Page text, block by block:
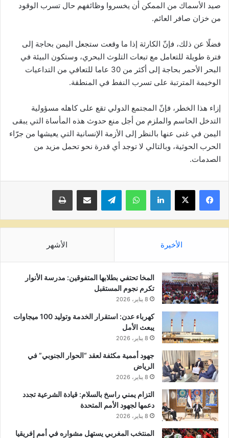
صيد الأسماك من الممكن أن يخسروا وظائفهم حال تسرب الوقود
من خزان صافر العائم.
فضلًا عن ذلك، فإنّ الكارثة إذا ما وقعت ستجعل اليمن بحاجة إلى
فترة طويلة للتعامل مع تبعات التلوث البحري، وستكون البيئة في
البحر الأحمر بحاجة إلى أكثر من 30 عاما للتعافي من التداعيات
الوخيمة المترتبة على تسرب النفط في المنطقة.
إزاء هذا الخطر، فإنّ المجتمع الدولي تقع على كاهله مسؤولية
التدخل الحاسم والملزم من أجل منع حدوث هذه المأساة التي يبقى
اليمن في غنى عنها بالنظر إلى الأزمة الإنسانية التي يعيشها من جرّاء
الحرب الحوثية، وبالتالي لا توجد أي قدرة نحو تحمل مزيد من
الصدمات.
لينكدإن واتساب تيلقرام مشاركة عبر البريد طباعة
الأخيرة الأشهر
المخا تحتفي بطلابها المتفوقين: مدرسة الأنوار
تكرم نجوم المستقبل
8 يناير، 2026
كهرباء عدن: استقرار الخدمة وتوليد 100 ميجاوات
يبعث الأمل
8 يناير، 2026
جهود أممية مكثفة لعقد “الحوار الجنوبي” في
الرياض
8 يناير، 2026
التزام يمني راسخ بالسلام: قيادة الشرعية تجدد
دعمها لجهود الأمم المتحدة
8 يناير، 2026
المنتخب المغربي يستهل مشواره في أمم إفريقيا